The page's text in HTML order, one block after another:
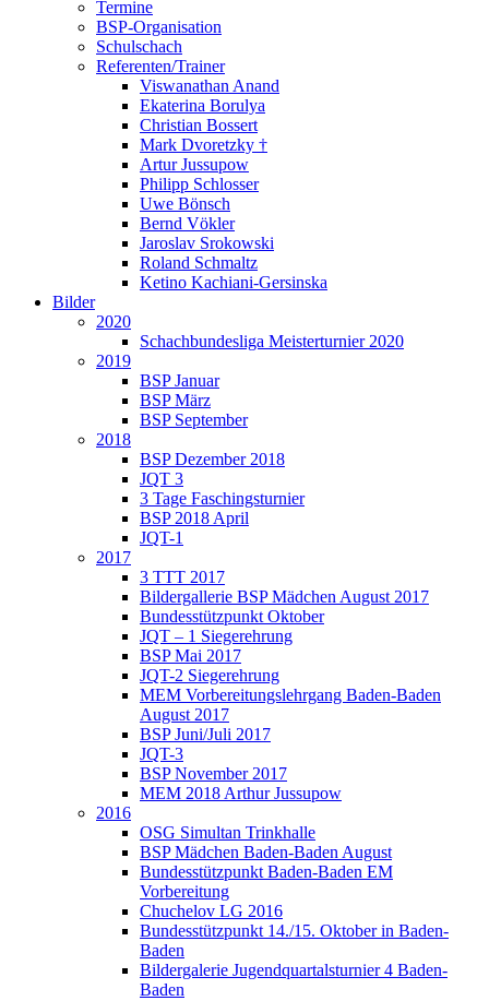
Termine
BSP-Organisation
Schulschach
Referenten/Trainer
Viswanathan Anand
Ekaterina Borulya
Christian Bossert
Mark Dvoretzky †
Artur Jussupow
Philipp Schlosser
Uwe Bönsch
Bernd Vökler
Jaroslav Srokowski
Roland Schmaltz
Ketino Kachiani-Gersinska
Bilder
2020
Schachbundesliga Meisterturnier 2020
2019
BSP Januar
BSP März
BSP September
2018
BSP Dezember 2018
JQT 3
3 Tage Faschingsturnier
BSP 2018 April
JQT-1
2017
3 TTT 2017
Bildergallerie BSP Mädchen August 2017
Bundesstützpunkt Oktober
JQT – 1 Siegerehrung
BSP Mai 2017
JQT-2 Siegerehrung
MEM Vorbereitungslehrgang Baden-Baden
August 2017
BSP Juni/Juli 2017
JQT-3
BSP November 2017
MEM 2018 Arthur Jussupow
2016
OSG Simultan Trinkhalle
BSP Mädchen Baden-Baden August
Bundesstützpunkt Baden-Baden EM
Vorbereitung
Chuchelov LG 2016
Bundesstützpunkt 14./15. Oktober in Baden-
Baden
Bildergalerie Jugendquartalsturnier 4 Baden-
Baden